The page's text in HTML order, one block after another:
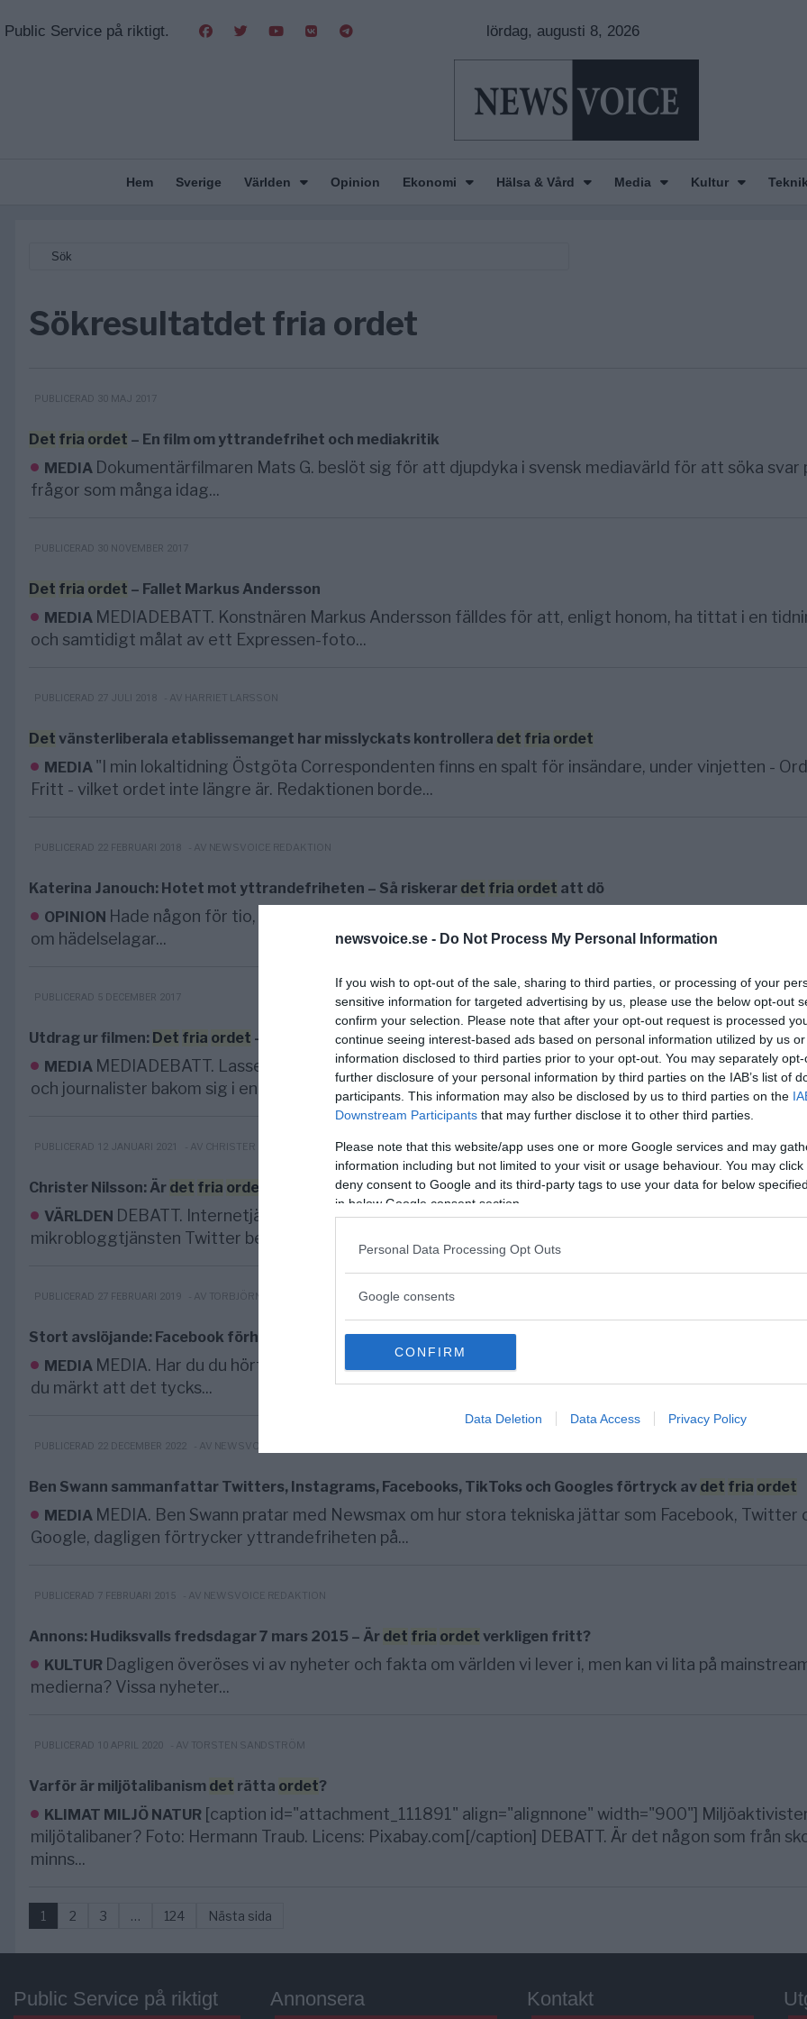
newsvoice.se - Do Not Process My Personal Information
If you wish to opt-out of the sale, sharing to third parties, or processing of your
sensitive information for targeted advertising by us, please use the below opt-out
confirm your selection. Please note that after your opt-out request is processed
continue seeing interest-based ads based on personal information utilized by us
information disclosed to third parties prior to your opt-out. You may separately
further disclosure of your personal information by third parties on the IAB’s list of
participants. This information may also be disclosed by us to third parties on the
Downstream Participants that may further disclose it to other third parties.
Please note that this website/app uses one or more Google services and may
information including but not limited to your visit or usage behaviour. You may
deny consent to Google and its third-party tags to use your data for below
in below Google consent section.
Personal Data Processing Opt Outs
Google consents
CONFIRM
Data Deletion Data Access Privacy Policy
Public Service på riktigt. lördag, augusti 8, 2026
Hem Sverige Världen Opinion Ekonomi Hälsa & Vård Media Kultur Teknik
Sökresultatdet fria ordet
PUBLICERAD 30 MAJ 2017
Det fria ordet – En film om yttrandefrihet och mediakritik
MEDIA Dokumentärfilmaren Mats G. beslöt sig för att djupdyka i svensk mediavärld för att söka svar
frågor som många idag...
PUBLICERAD 30 NOVEMBER 2017
Det fria ordet – Fallet Markus Andersson
MEDIA MEDIADEBATT. Konstnären Markus Andersson fälldes för att, enligt honom, ha tittat i en
och samtidigt målat av ett Expressen-foto...
PUBLICERAD 27 JULI 2018 - AV HARRIET LARSSON
Det vänsterliberala etablissemanget har misslyckats kontrollera det fria ordet
MEDIA "I min lokaltidning Östgöta Correspondenten finns en spalt för insändare, under vinjetten -
Fritt - vilket ordet inte längre är. Redaktionen borde...
PUBLICERAD 22 FEBRUARI 2018 - AV NEWSVOICE REDAKTION
Katerina Janouch: Hotet mot yttrandefriheten – Så riskerar det fria ordet att dö
OPINION Hade någon för tio, kanske för fem år sagt att Sverige i framtiden skulle ha något som
om hädelselagar...
PUBLICERAD 5 DECEMBER 2017
Utdrag ur filmen: Det fria ordet – Fallet Lasse Wilhelmsson
MEDIA MEDIADEBATT. Lasse Wilhelmsson är ett fenomen. Från att ha haft 200 forskare,
och journalister bakom sig i en debattartikel...
PUBLICERAD 12 JANUARI 2021 - AV CHRISTER NILSSON
Christer Nilsson: Är det fria ordet
dött? När ska folk sätta stopp?
VÄRLDEN DEBATT. Internetjättarna är förmögna att censurera USA:s president. Nu har det hänt att
mikrobloggtjänsten Twitter beslöt att permanent stänga av...
PUBLICERAD 27 FEBRUARI 2019 - AV TORBJÖRN SASSERSSON
Stort avslöjande: Facebook förhindrar friaordetgenom deboosting
MEDIA MEDIA. Har du du hört talas om att vissa konservativa röster tystas av Facebook-algoritmer?
du märkt att det tycks...
PUBLICERAD 22 DECEMBER 2022 - AV NEWSVOICE REDAKTION
Ben Swann sammanfattar Twitters, Instagrams, Facebooks, TikToks och Googles förtryck av det fria ordet
MEDIA MEDIA. Ben Swann pratar med Newsmax om hur stora tekniska jättar som Facebook, Twitter
Google, dagligen förtrycker yttrandefriheten på...
PUBLICERAD 7 FEBRUARI 2015 - AV NEWSVOICE REDAKTION
Annons: Hudiksvalls fredsdagar 7 mars 2015 – Är det fria ordet verkligen fritt?
KULTUR Dagligen överöses vi av nyheter och fakta om världen vi lever i, men kan vi lita på
medierna? Vissa nyheter...
PUBLICERAD 10 APRIL 2020 - AV TORSTEN SANDSTRÖM
Varför är miljötalibanism det rätta ordet?
KLIMAT MILJÖ NATUR [caption id="attachment_111891" align="alignnone" width="900"]
miljötalibaner? Foto: Hermann Traub. Licens: Pixabay.com[/caption] DEBATT. Är det någon som från
minns...
1 2 3 … 124 Nästa sida
Public Service på riktigt Annonsera Kontakt